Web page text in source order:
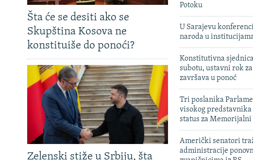
Šta će se desiti ako se
Skupština Kosova ne
konstituiše do ponoći?
Zelenski stiže u Srbiju, šta
Potoku
U Sarajevu
naroda u
Konstitutivna
subotu, ustavni rok
završava u ponoć
Tri poslanika
visokog predstavnika
status za
Američki senatori
administracije